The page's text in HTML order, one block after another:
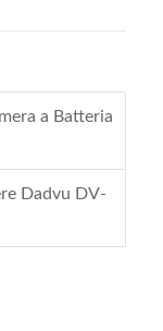
a Batteria
Dadvu DV-